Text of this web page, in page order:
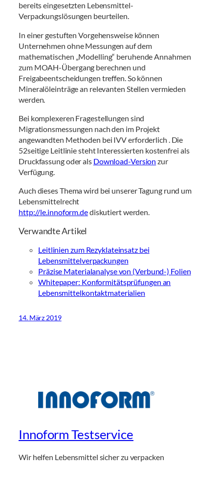
bereits eingesetzten Lebensmittel-
Verpackungslösungen beurteilen.
In einer gestuften Vorgehensweise können
Unternehmen ohne Messungen auf dem
mathematischen „Modelling“ beruhende Annahmen
zum MOAH-Übergang berechnen und
Freigabeentscheidungen treffen. So können
Mineralöleinträge an relevanten Stellen vermieden
werden.
Bei komplexeren Fragestellungen sind
Migrationsmessungen nach den im Projekt
angewandten Methoden bei IVV erforderlich . Die
52seitige Leitlinie steht Interessierten kostenfrei als
Druckfassung oder als Download-Version zur
Verfügung.
Auch dieses Thema wird bei unserer Tagung rund um
Lebensmittelrecht
http://le.innoform.dediskutiert werden.
Verwandte Artikel
Leitlinien zum Rezyklateinsatz bei
Lebensmittelverpackungen
Präzise Materialanalyse von (Verbund-) Folien
Whitepaper: Konformitätsprüfungen an
Lebensmittelkontaktmaterialien
14. März 2019
Innoform Testservice
Wir helfen Lebensmittel sicher zu verpacken